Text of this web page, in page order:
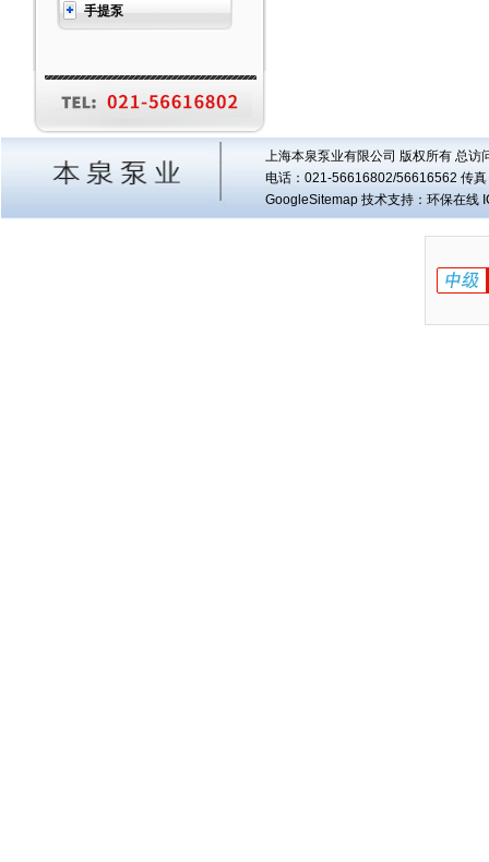
手提泵
上海本泉泵业有限公司 版权所有 总访
电话：021-56616802/56616562 传
GoogleSitemap技术支持：环保在线